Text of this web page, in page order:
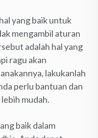
yang baik untuk
mengambil aturan
adalah hal yang
ragu akan
lakukanlah
perlu bantuan dan
mudah.
baik dalam